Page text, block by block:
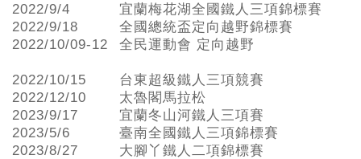
2022/9/4
宜蘭梅花湖全國鐵人三項錦標賽
2022/9/18
全國總統盃定向越野錦標賽
2022/10/09-12
全民運動會 定向越野
2022/10/15
台東超級鐵人三項競賽
2022/12/10
太魯閣馬拉松
2023/9/17
宜蘭冬山河鐵人三項賽
2023/5/6
臺南全國鐵人三項錦標賽
2023/8/27
大腳丫鐵人二項錦標賽